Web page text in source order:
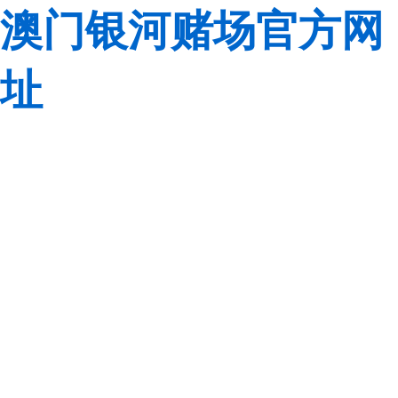
澳门银河赌场官方网
址